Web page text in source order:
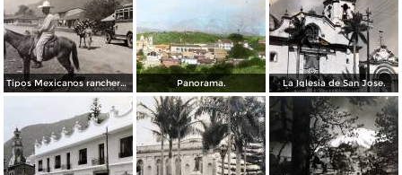
Tipos Mexicanos ranchero motivo tipico.. Panorama. La Iglesia de San Jose.